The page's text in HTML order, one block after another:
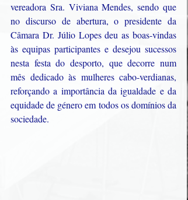
vereadora Sra. Viviana Mendes, sendo que
no discurso de abertura, o presidente da
Câmara Dr. Júlio Lopes deu as boas-vindas
às equipas participantes e desejou sucessos
nesta festa do desporto, que decorre num
mês dedicado às mulheres cabo-verdianas,
reforçando a importância da igualdade e da
equidade de género em todos os domínios da
sociedade.